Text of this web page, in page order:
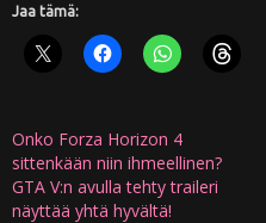
Jaa tämä:
Onko Forza Horizon 4
sittenkään niin ihmeellinen?
GTA V:n avulla tehty traileri
näyttää yhtä hyvältä!